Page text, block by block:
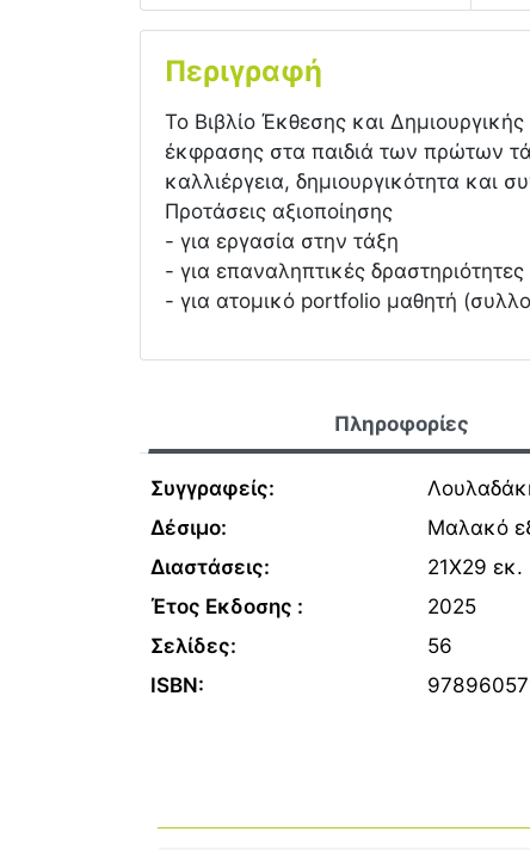
Περιγραφή
Το Βιβλίο Έκθεσης και
έκφρασης στα παιδιά των πρώτων
καλλιέργεια, δημιουργικότητα και
Προτάσεις αξιοποίησης
- για εργασία στην τάξη
- για επαναληπτικές
- για ατομικό portfolio μαθητή
Πληροφορίες
Συγγραφείς:
Δέσιμο:
Μαλακό
Διαστάσεις:
21Χ29 εκ.
Έτος Εκδοσης :
2025
Σελίδες:
56
ISBN: